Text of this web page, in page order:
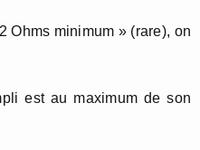
Ohms minimum » (rare), on
est au maximum de son